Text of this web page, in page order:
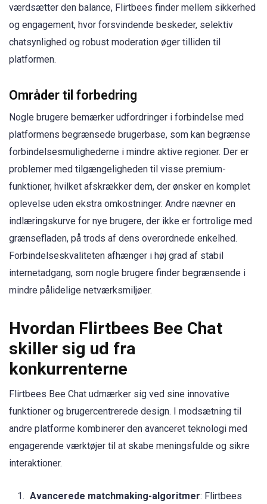
værdsætter den balance, Flirtbees finder mellem sikkerhed
og engagement, hvor forsvindende beskeder, selektiv
chatsynlighed og robust moderation øger tilliden til
platformen.
Områder til forbedring
Nogle brugere bemærker udfordringer i forbindelse med
platformens begrænsede brugerbase, som kan begrænse
forbindelsesmulighederne i mindre aktive regioner. Der er
problemer med tilgængeligheden til visse premium-
funktioner, hvilket afskrækker dem, der ønsker en komplet
oplevelse uden ekstra omkostninger. Andre nævner en
indlæringskurve for nye brugere, der ikke er fortrolige med
grænsefladen, på trods af dens overordnede enkelhed.
Forbindelseskvaliteten afhænger i høj grad af stabil
internetadgang, som nogle brugere finder begrænsende i
mindre pålidelige netværksmiljøer.
Hvordan Flirtbees Bee Chat
skiller sig ud fra
konkurrenterne
Flirtbees Bee Chat udmærker sig ved sine innovative
funktioner og brugercentrerede design. I modsætning til
andre platforme kombinerer den avanceret teknologi med
engagerende værktøjer til at skabe meningsfulde og sikre
interaktioner.
Avancerede matchmaking-algoritmer: Flirtbees